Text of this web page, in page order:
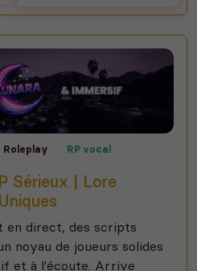
Roleplay RP vocal
Sérieux | Lore
en direct, des scripts
noyau de joueurs solides
et à l'écoute. Arrive